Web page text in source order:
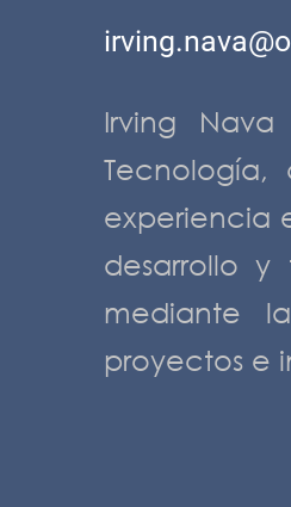
Irving
experiencia
desarrollo y
mediante
proyectos e